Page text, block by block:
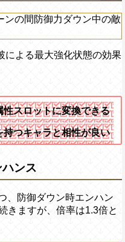
ンの間防御力ダウン中の敵
による最大強化状態の効果
スロットに変換できる
つキャラと相性が良い
ンス
、防御ダウン時エンハン
きますが、倍率は1.3倍と